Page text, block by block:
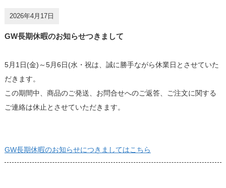
2026年4月17日
GW長期休暇のお知らせつきまして
5月1日(金)～5月6日(水・祝は、誠に勝手ながら休業日とさせていた
だきます。
この期間中、商品のご発送、お問合せへのご返答、ご注文に関する
ご連絡は休止とさせていただきます。
GW長期休暇のお知らせにつきましてはこちら